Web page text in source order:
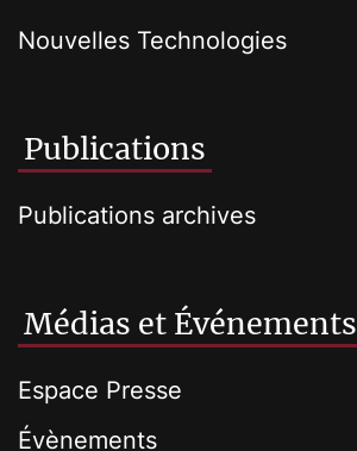
Nouvelles Technologies
Publications
Publications archives
Médias et Événements
Espace Presse
Évènements